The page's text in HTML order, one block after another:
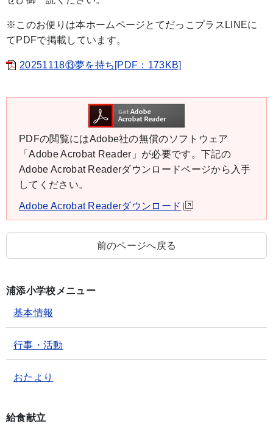
※このお便りは本ホームページとてだっこプラスLINEに
てPDFで掲載しています。
20251118⑬夢を持ち[PDF：173KB]
PDFの閲覧にはAdobe社の無償のソフトウェア
「Adobe Acrobat Reader」が必要です。下記の
Adobe Acrobat Readerダウンロードページから入手
してください。
Adobe Acrobat Readerダウンロード
前のページへ戻る
浦添小学校メニュー
基本情報
行事・活動
おたより
給食献立